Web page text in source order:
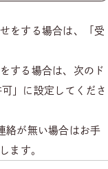
をする場合は、「受
する場合は、次のド
」に設定してくださ
絡が無い場合はお⼿
ます。